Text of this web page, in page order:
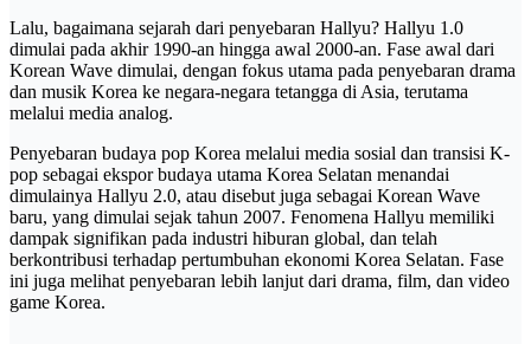
Lalu, bagaimana sejarah dari penyebaran Hallyu? Hallyu 1.0
dimulai pada akhir 1990-an hingga awal 2000-an. Fase awal dari
Korean Wave dimulai, dengan fokus utama pada penyebaran drama
dan musik Korea ke negara-negara tetangga di Asia, terutama
melalui media analog.
Penyebaran budaya pop Korea melalui media sosial dan transisi K-
pop sebagai ekspor budaya utama Korea Selatan menandai
dimulainya Hallyu 2.0, atau disebut juga sebagai Korean Wave
baru, yang dimulai sejak tahun 2007. Fenomena Hallyu memiliki
dampak signifikan pada industri hiburan global, dan telah
berkontribusi terhadap pertumbuhan ekonomi Korea Selatan. Fase
ini juga melihat penyebaran lebih lanjut dari drama, film, dan video
game Korea.